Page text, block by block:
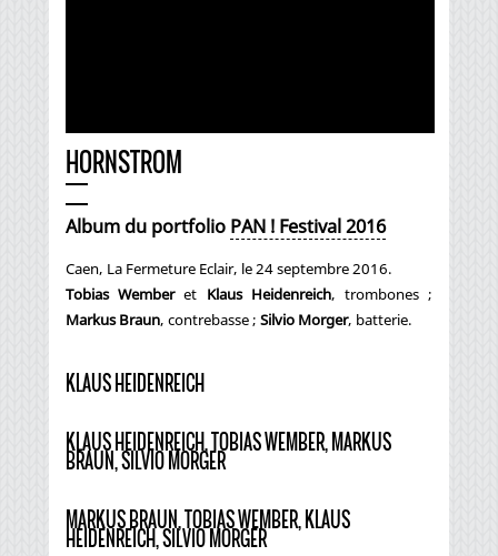
HORNSTROM
Album du portfolio PAN ! Festival 2016
Caen, La Fermeture Eclair, le 24 septembre 2016.
Tobias Wemberet Klaus Heidenreich, trombones ;
Markus Braun, contrebasse ; Silvio Morger, batterie.
KLAUS HEIDENREICH
KLAUS HEIDENREICH, TOBIAS WEMBER, MARKUS
BRAUN, SILVIO MORGER
MARKUS BRAUN, TOBIAS WEMBER, KLAUS
HEIDENREICH, SILVIO MORGER